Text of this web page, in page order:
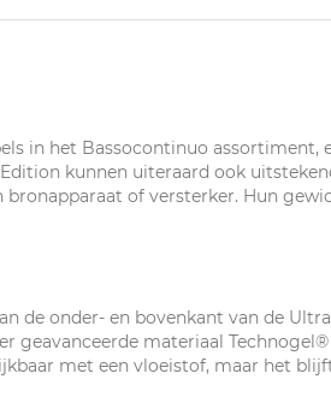
in het Bassocontinuo assortiment,
kunnen uiteraard ook
of versterker. Hun
de onder- en bovenkant van de
geavanceerde materiaal
met een vloeistof, maar het